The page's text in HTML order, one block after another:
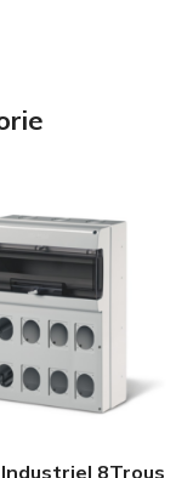
8Trous